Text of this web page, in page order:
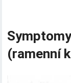
(ramenní